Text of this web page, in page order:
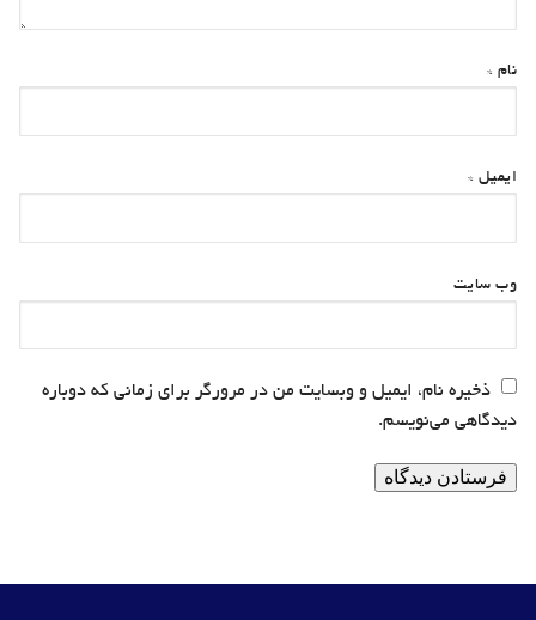
نام *
ایمیل *
وب‌ سایت
ذخیره نام، ایمیل و وبسایت من در مرورگر برای زمانی که دوباره
دیدگاهی می‌نویسم.